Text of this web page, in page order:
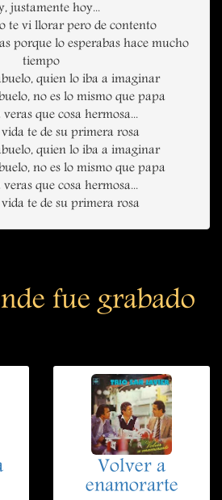
justamente hoy...
te vi llorar pero de contento
porque lo esperabas hace mucho
tiempo
quien lo iba a imaginar
no es lo mismo que papa
que cosa hermosa...
te de su primera rosa
quien lo iba a imaginar
no es lo mismo que papa
que cosa hermosa...
te de su primera rosa
fue grabado
Volver a
enamorarte